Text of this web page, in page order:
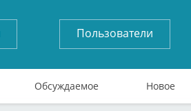
Пользователи
Обсуждаемое Новое